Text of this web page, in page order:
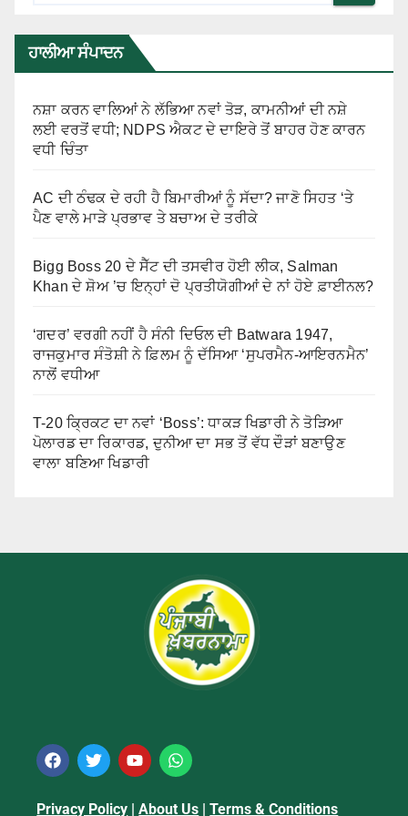
ਹਾਲੀਆ ਸੰਪਾਦਨ
ਨਸ਼ਾ ਕਰਨ ਵਾਲਿਆਂ ਨੇ ਲੱਭਿਆ ਨਵਾਂ ਤੋੜ, ਕਾਮਨੀਆਂ ਦੀ ਨਸ਼ੇ
ਲਈ ਵਰਤੋਂ ਵਧੀ; NDPS ਐਕਟ ਦੇ ਦਾਇਰੇ ਤੋਂ ਬਾਹਰ ਹੋਣ ਕਾਰਨ
ਵਧੀ ਚਿੰਤਾ
AC ਦੀ ਠੰਢਕ ਦੇ ਰਹੀ ਹੈ ਬਿਮਾਰੀਆਂ ਨੂੰ ਸੱਦਾ? ਜਾਣੋ ਸਿਹਤ ‘ਤੇ
ਪੈਣ ਵਾਲੇ ਮਾੜੇ ਪ੍ਰਭਾਵ ਤੇ ਬਚਾਅ ਦੇ ਤਰੀਕੇ
Bigg Boss 20 ਦੇ ਸੈੱਟ ਦੀ ਤਸਵੀਰ ਹੋਈ ਲੀਕ, Salman
Khan ਦੇ ਸ਼ੋਅ ’ਚ ਇਨ੍ਹਾਂ ਦੋ ਪ੍ਰਤੀਯੋਗੀਆਂ ਦੇ ਨਾਂ ਹੋਏ ਫ਼ਾਈਨਲ?
‘ਗਦਰ’ ਵਰਗੀ ਨਹੀਂ ਹੈ ਸੰਨੀ ਦਿਓਲ ਦੀ Batwara 1947,
ਰਾਜਕੁਮਾਰ ਸੰਤੋਸ਼ੀ ਨੇ ਫ਼ਿਲਮ ਨੂੰ ਦੱਸਿਆ ‘ਸੁਪਰਮੈਨ-ਆਇਰਨਮੈਨ’
ਨਾਲੋਂ ਵਧੀਆ
T-20 ਕ੍ਰਿਕਟ ਦਾ ਨਵਾਂ ‘Boss’: ਧਾਕੜ ਖਿਡਾਰੀ ਨੇ ਤੋੜਿਆ
ਪੋਲਾਰਡ ਦਾ ਰਿਕਾਰਡ, ਦੁਨੀਆ ਦਾ ਸਭ ਤੋਂ ਵੱਧ ਦੌੜਾਂ ਬਣਾਉਣ
ਵਾਲਾ ਬਣਿਆ ਖਿਡਾਰੀ
Privacy Policy |About Us |Terms & Conditions